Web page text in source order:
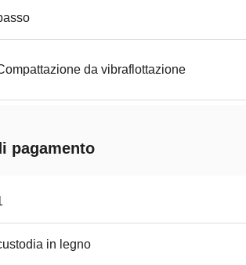
da vibraflottazione
pagamento
in legno